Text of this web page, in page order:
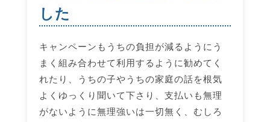
した
キャンペーンもうちの負担が減るようにう
まく組み合わせて利用するように勧めてく
れたり、うちの子やうちの家庭の話を根気
よくゆっくり聞いて下さり、支払いも無理
がないように無理強いは一切無く、むしろ